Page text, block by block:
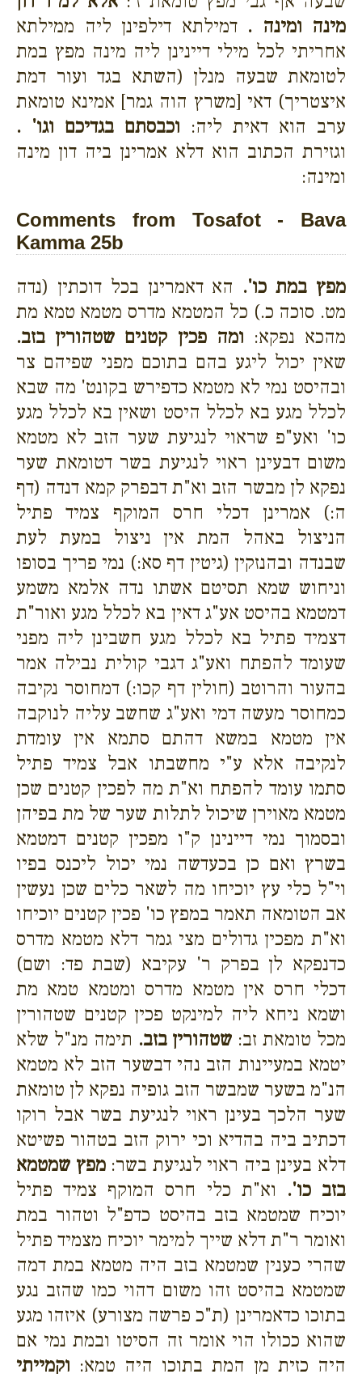
מינה ומינה . דמילתא דילפינן ליה ממילתא
אחריתי לכל מילי דיינינן ליה מינה מפץ במת
לטומאת שבעה מנלן (השתא בגד ועור דמת
איצטריך) דאי [משרץ הוה גמר] אמינא טומאת
ערב הוא דאית ליה: וכבסתם בגדיכם וגו' .
וגזירת הכתוב הוא דלא אמרינן ביה דון מינה
ומינה:
Comments from Tosafot - Bava
Kamma 25b
מפץ במת כו'. הא דאמרינן בכל דוכתין (נדה
מט. סוכה כ.) כל המטמא מדרס מטמא טמא מת
מהכא נפקא: ומה פכין קטנים שטהורין בזב.
שאין יכול ליגע בהם בתוכם מפני שפיהם צר
ובהיסט נמי לא מטמא כדפירש בקונט' מה שבא
לכלל מגע בא לכלל היסט ושאין בא לכלל מגע
כו' ואע"פ שראוי לנגיעת שער הזב לא מטמא
משום דבעינן ראוי לנגיעת בשר דטומאת שער
נפקא לן מבשר הזב וא"ת דבפרק קמא דנדה (דף
ה:) אמרינן דכלי חרס המוקף צמיד פתיל
הניצול באהל המת אין ניצול במעת לעת
שבנדה ובהנזקין (גיטין דף סא:) נמי פריך בסופו
וניחוש שמא תסיטם אשתו נדה אלמא משמע
דמטמא בהיסט אע"ג דאין בא לכלל מגע ואור"ת
דצמיד פתיל בא לכלל מגע חשבינן ליה מפני
שעומד להפתח ואע"ג דגבי קולית נבילה אמר
בהעור והרוטב (חולין דף קכו:) דמחוסר נקיבה
כמחוסר מעשה דמי ואע"ג שחשב עליה לנוקבה
אין מטמא במשא דהתם סתמא אין עומדת
לנקיבה אלא ע"י מחשבתו אבל צמיד פתיל
סתמו עומד להפתח וא"ת מה לפכין קטנים שכן
מטמא מאוירן שיכול לתלות שער של מת בפיהן
ובסמוך נמי דיינינן ק"ו מפכין קטנים דמטמא
בשרץ ואם כן בכעדשה נמי יכול ליכנס בפיו
וי"ל כלי עץ יוכיחו מה לשאר כלים שכן נעשין
אב הטומאה תאמר במפץ כו' פכין קטנים יוכיחו
וא"ת מפכין גדולים מצי גמר דלא מטמא מדרס
כדנפקא לן בפרק ר' עקיבא (שבת פד: ושם)
דכלי חרס אין מטמא מדרס ומטמא טמא מת
ושמא ניחא ליה למינקט פכין קטנים שטהורין
מכל טומאת זב: שטהורין בזב. תימה מנ"ל שלא
יטמא במעיינות הזב נהי דבשער הזב לא מטמא
הנ"מ בשער שמבשר הזב גופיה נפקא לן טומאת
שער הלכך בעינן ראוי לנגיעת בשר אבל רוקו
דכתיב ביה בהדיא וכי ירוק הזב בטהור פשיטא
דלא בעינן ביה ראוי לנגיעת בשר:מפץ שמטמא
בזב כו'. וא"ת כלי חרס המוקף צמיד פתיל
יוכיח שמטמא בזב בהיסט כדפ"ל וטהור במת
ואומר ר"ת דלא שייך למימר יוכיח מצמיד פתיל
שהרי כענין שמטמא בזב היה מטמא במת דמה
שמטמא בהיסט זהו משום דהוי כמו שהזב נגע
בתוכו כדאמרינן (ת"כ פרשה מצורע) איזהו מגע
שהוא ככולו הוי אומר זה הסיטו ובמת נמי אם
היה כזית מן המת בתוכו היה טמא: וקמייתי